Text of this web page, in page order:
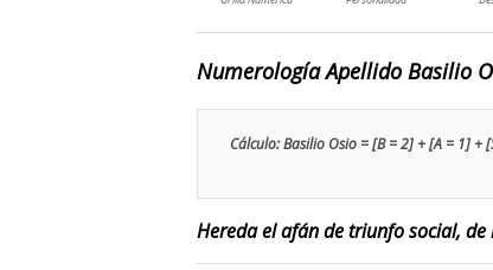
Numerología Apellido Basilio
Cálculo: Basilio Osio = [B = 2] + [A = 1]
Hereda el afán de triunfo social,